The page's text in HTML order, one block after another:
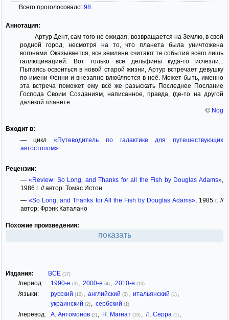
Всего проголосовало: 98
Аннотация:
Артур Дент, сам того не ожидая, возвращается на Землю, в свой
родной город, несмотря на то, что планета была уничтожена
вогонами. Оказывается, все земляне считают те события всего лишь
галлюцинацией. Вот только все дельфины куда-то исчезли...
Пытаясь освоиться в новой старой жизни, Артур встречает девушку
по имени Фенни и внезапно влюбляется в неё. Может быть, именно
эта встреча поможет ему всё же разыскать Последнее Послание
Господа Своим Созданиям, написанное, правда, где-то на другой
далёкой планете.
© Nog
Входит в:
— цикл«Путеводитель по галактике для путешествующих
автостопом»
Рецензии:
—«Review: So Long, and Thanks for all the Fish by Douglas Adams»
1986 г. // автор: Томас Истон
— «So Long, and Thanks for All the Fish by Douglas Adams», 1985 г. //
автор: Фрэнк Каталано
Похожие произведения:
показать
Издания: ВСЕ (17)
/период: 1990-е (3) , 2000-е (4) , 2010-е (10)
/языки: русский (10) , английский (3) , итальянский (1) ,
украинский (2) , сербский (1)
/перевод: А. Антомонов (2) , Н. Магнат (10) , Л. Серра (1) ,